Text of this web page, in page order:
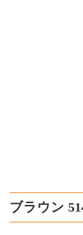
ブラウン